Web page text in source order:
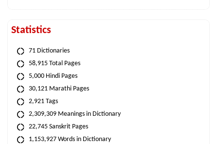
Statistics
71 Dictionaries
58,915 Total Pages
5,000 Hindi Pages
30,121 Marathi Pages
2,921 Tags
2,309,309 Meanings in Dictionary
22,745 Sanskrit Pages
1,153,927 Words in Dictionary